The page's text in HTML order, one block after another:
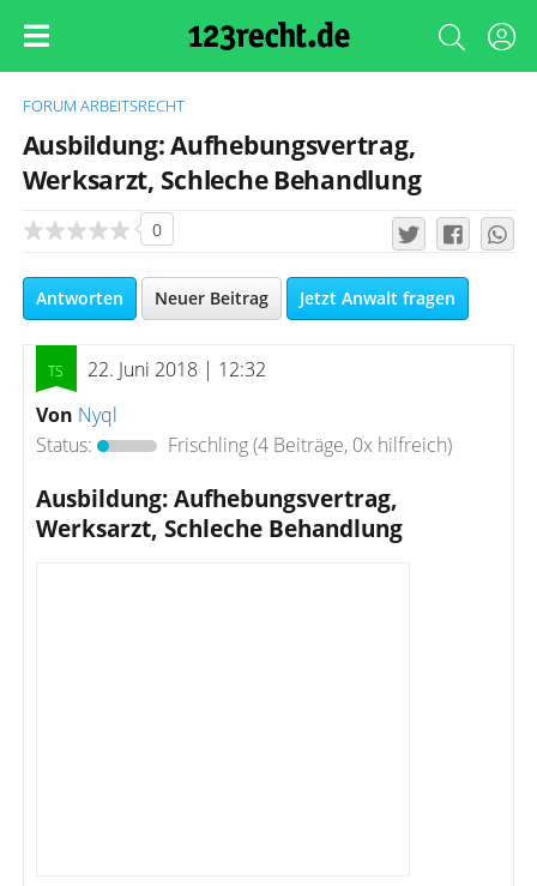
FORUM ARBEITSRECHT
Ausbildung: Aufhebungsvertrag,
Werksarzt, Schleche Behandlung
0
Antworten Neuer Beitrag Jetzt Anwalt fragen
22. Juni 2018 | 12:32
Von Nyql
Status:
Frischling(4 Beiträge, 0x hilfreich)
Ausbildung: Aufhebungsvertrag,
Werksarzt, Schleche Behandlung